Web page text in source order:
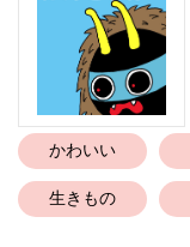
かわいい
生きもの